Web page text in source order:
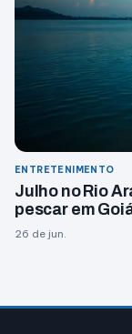
ENTRETENIMENTO
Julho no Rio
pescar em
26 de jun.